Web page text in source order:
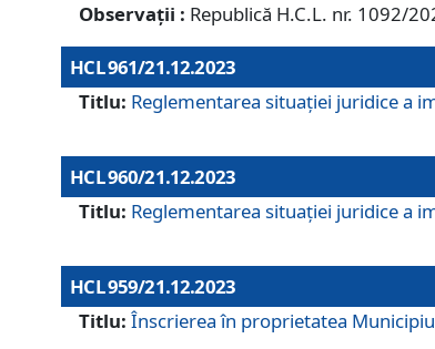
Observații : Republică H.C.L. nr. 1092/
HCL 961/21.12.2023
Titlu: Reglementarea situației juridice a
HCL 960/21.12.2023
Titlu: Reglementarea situației juridice a
HCL 959/21.12.2023
Titlu: Înscrierea în proprietatea